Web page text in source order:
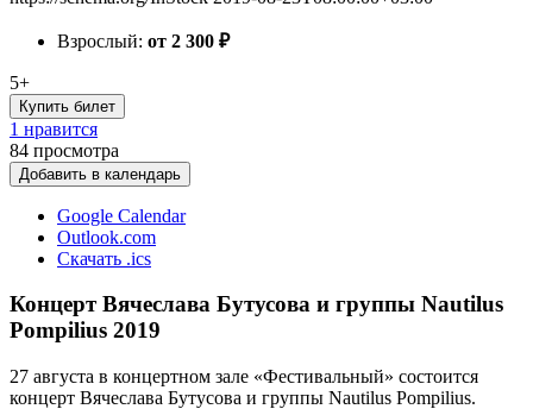
Взрослый: от 2 300 ₽
5+
Купить билет
1 нравится
84 просмотра
Добавить в календарь
Google Calendar
Outlook.com
Скачать .ics
Концерт Вячеслава Бутусова и группы Nautilus
Pompilius 2019
27 августа в концертном зале «Фестивальный» состоится
концерт Вячеслава Бутусова и группы Nautilus Pompilius.